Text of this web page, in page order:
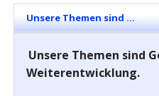
Unsere Themen sind ...
Unsere Themen sind
Weiterentwicklung.